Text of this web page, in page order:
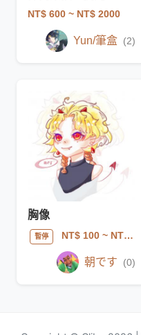
NT$ 600 ~ NT$ 2000
Yun/筆盒 (2)
胸像
暫停 NT$ 100~ NT$ 200
朝です (0)